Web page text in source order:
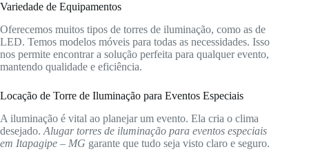
Variedade de Equipamentos
Oferecemos muitos tipos de torres de iluminação, como as de
LED. Temos modelos móveis para todas as necessidades. Isso
nos permite encontrar a solução perfeita para qualquer evento,
mantendo qualidade e eficiência.
Locação de Torre de Iluminação para Eventos Especiais
A iluminação é vital ao planejar um evento. Ela cria o clima
desejado. Alugar torres de iluminação para eventos especiais
em Itapagipe – MG garante que tudo seja visto claro e seguro.